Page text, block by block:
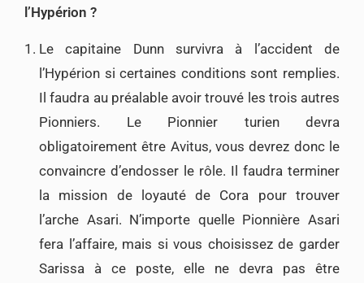
l’Hypérion ?
Le capitaine Dunn survivra à l’accident de
l’Hypérion si certaines conditions sont remplies.
Il faudra au préalable avoir trouvé les trois autres
Pionniers. Le Pionnier turien devra
obligatoirement être Avitus, vous devrez donc le
convaincre d’endosser le rôle. Il faudra terminer
la mission de loyauté de Cora pour trouver
l’arche Asari. N’importe quelle Pionnière Asari
fera l’affaire, mais si vous choisissez de garder
Sarissa à ce poste, elle ne devra pas être